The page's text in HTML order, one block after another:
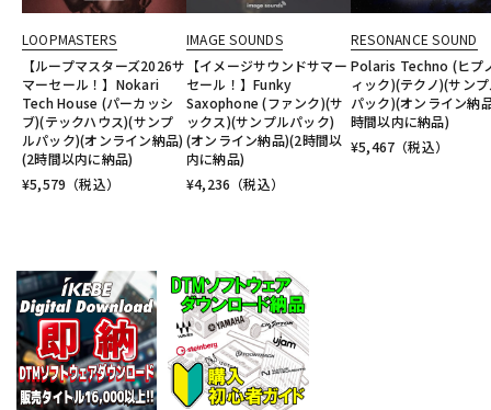
LOOPMASTERS
【ループマスターズ2026サ
マーセール！】Nokari
Tech House (パーカッシ
ブ)(テックハウス)(サンプ
ルパック)(オンライン納品)
(2時間以内に納品)
¥5,579 （税込）
IMAGE SOUNDS
【イメージサウンドサマー
セール！】Funky
Saxophone (ファンク)(サ
ックス)(サンプルパック)
(オンライン納品)(2時間以
内に納品)
¥4,236 （税込）
RESONANCE SOUND
Polaris Techno (ヒプ
ィック)(テクノ)(サン
パック)(オンライン納
時間以内に納品)
¥5,467 （税込）